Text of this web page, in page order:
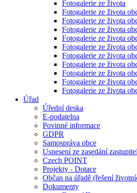
Fotogalerie ze života
Fotogalerie ze života
Fotogalerie ze života
Fotogalerie ze života
Fotogalerie ze života
Fotogalerie ze života
Fotogalerie ze života
Fotogalerie ze života
Fotogalerie ze života
Fotogalerie ze života
Fotogalerie ze života
Úřad
Úřední deska
E-podatelna
Povinné informace
GDPR
Samospráva obce
Usnesení ze zasedání
Czech POINT
Projekty - Dotace
Občan na úřadě (řešení
Dokumenty